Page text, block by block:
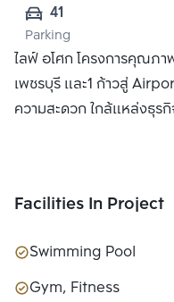
41
Parking
ไลฟ์ อโศก โครงการคุณภา
เพชรบุรี และ1 ก้าวสู่
ความสะดวก ใกล้แหล่งธุร
Facilities In Project
Swimming Pool
Gym, Fitness